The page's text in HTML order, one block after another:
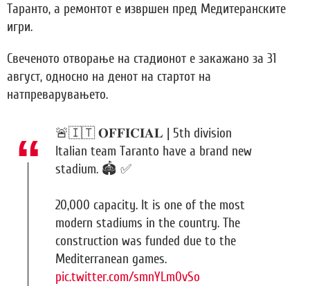
Таранто, а ремонтот е извршен пред Медитеранските
игри.
Свеченото отворање на стадионот е закажано за 31
август, односно на денот на стартот на
натпреварувањето.
🚨🇮🇹 𝐎𝐅𝐅𝐈𝐂𝐈𝐀𝐋 | 5th division
Italian team Taranto have a brand new
stadium. 🏟️ ✅
20,000 capacity. It is one of the most
modern stadiums in the country. The
construction was funded due to the
Mediterranean games.
pic.twitter.com/smnYLm0vSo